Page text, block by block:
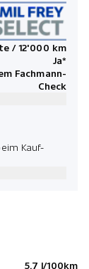
/ 12'000 km
Ja*
Fachmann-
Check
Kauf-
5.7 l/100km